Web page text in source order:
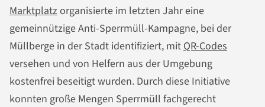
Marktplatzorganisierte im letzten Jahr eine
gemeinnützige Anti-Sperrmüll-Kampagne, bei der
Müllberge in der Stadt identifiziert, mit QR-Codes
versehen und von Helfern aus der Umgebung
kostenfrei beseitigt wurden. Durch diese Initiative
konnten große Mengen Sperrmüll fachgerecht